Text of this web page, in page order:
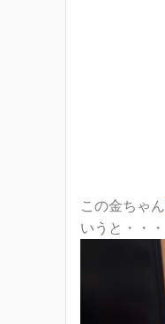
この金ちゃん
いうと・・・